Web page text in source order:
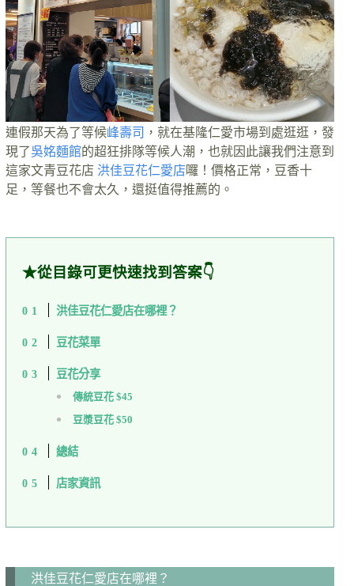
連假那天為了等候峰壽司 ，就在基隆仁愛市場到處逛逛，發
現了吳姳麵館的超狂排隊等候人潮，也就因此讓我們注意到
這家文青豆花店 洪佳豆花仁愛店囉！價格正常，豆香十
足，等餐也不會太久，還挺值得推薦的。
★從目錄可更快速找到答案👇
洪佳豆花仁愛店在哪裡？
豆花菜單
豆花分享
傳統豆花 $45
豆漿豆花 $50
總結
店家資訊
洪佳豆花仁愛店在哪裡？